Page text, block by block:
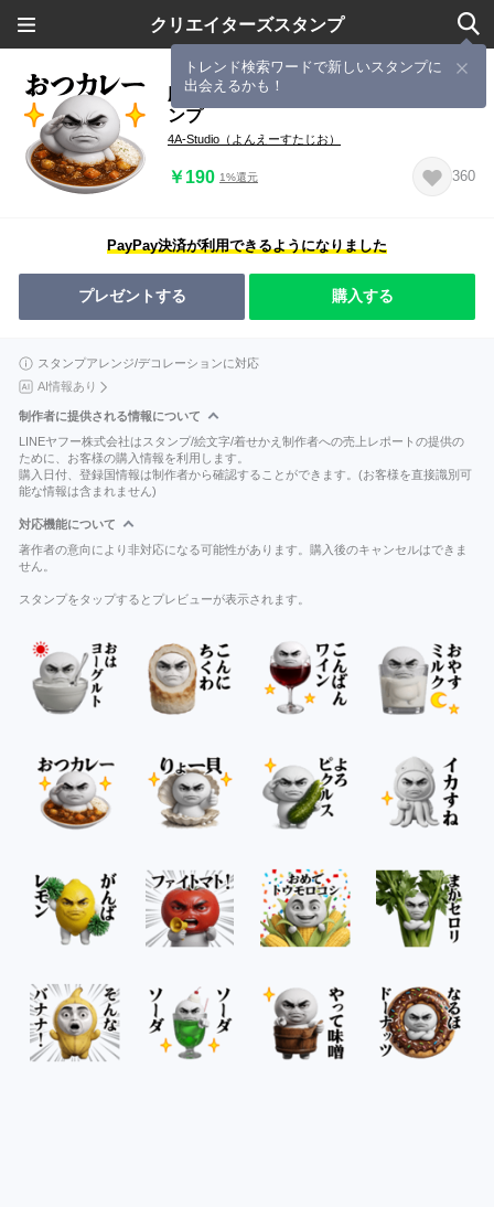
クリエイターズスタンプ
トレンド検索ワードで新しいスタンプに
出会えるかも！
圧男の食べ物/果物/野菜ダジャレスタ
ンプ
4A-Studio（よんえーすたじお）
￥190 1%還元 360
PayPay決済が利用できるようになりました
プレゼントする 購入する
スタンプアレンジ/デコレーションに対応
AI情報あり
制作者に提供される情報について
LINEヤフー株式会社はスタンプ/絵文字/着せかえ制作者への売上レポートの提供の
ために、お客様の購入情報を利用します。
購入日付、登録国情報は制作者から確認することができます。(お客様を直接識別可
能な情報は含まれません)
対応機能について
著作者の意向により非対応になる可能性があります。購入後のキャンセルはできま
せん。
スタンプをタップするとプレビューが表示されます。